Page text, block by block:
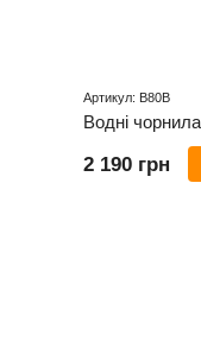
Артикул: B80B
2 190 грн